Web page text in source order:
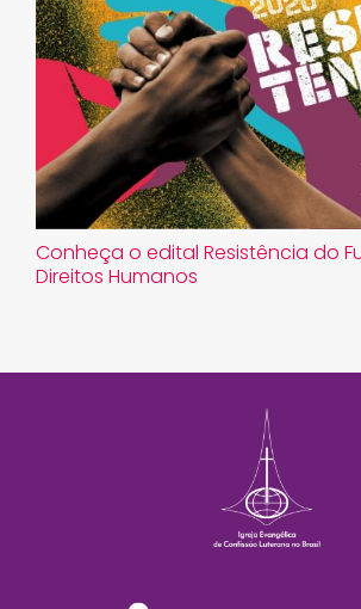
Conheça o edital Resistência do
Direitos Humanos